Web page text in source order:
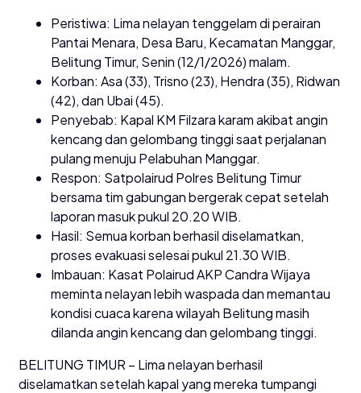
Peristiwa: Lima nelayan tenggelam di perairan
Pantai Menara, Desa Baru, Kecamatan Manggar,
Belitung Timur, Senin (12/1/2026) malam.
Korban: Asa (33), Trisno (23), Hendra (35), Ridwan
(42), dan Ubai (45).
Penyebab: Kapal KM Filzara karam akibat angin
kencang dan gelombang tinggi saat perjalanan
pulang menuju Pelabuhan Manggar.
Respon: Satpolairud Polres Belitung Timur
bersama tim gabungan bergerak cepat setelah
laporan masuk pukul 20.20 WIB.
Hasil: Semua korban berhasil diselamatkan,
proses evakuasi selesai pukul 21.30 WIB.
Imbauan: Kasat Polairud AKP Candra Wijaya
meminta nelayan lebih waspada dan memantau
kondisi cuaca karena wilayah Belitung masih
dilanda angin kencang dan gelombang tinggi.
BELITUNG TIMUR – Lima nelayan berhasil
diselamatkan setelah kapal yang mereka tumpangi